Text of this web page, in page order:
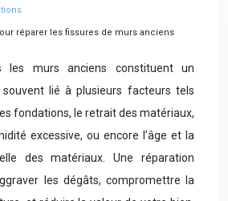
réparer les fissures de murs anciens
les murs anciens constituent un
lié à plusieurs facteurs tels
fondations, le retrait des matériaux,
excessive, ou encore l’âge et la
des matériaux. Une réparation
les dégâts, compromettre la